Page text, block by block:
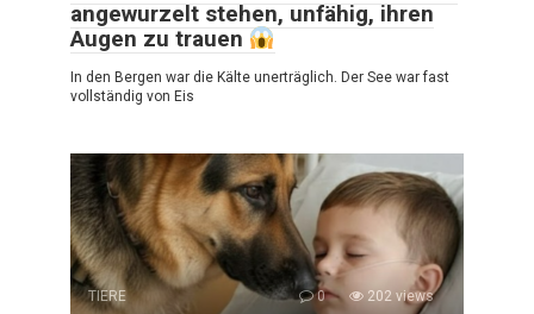
angewurzelt stehen, unfähig, ihren
Augen zu trauen
In den Bergen war die Kälte unerträglich. Der See war fast
vollständig von Eis
TIERE 0 202 views